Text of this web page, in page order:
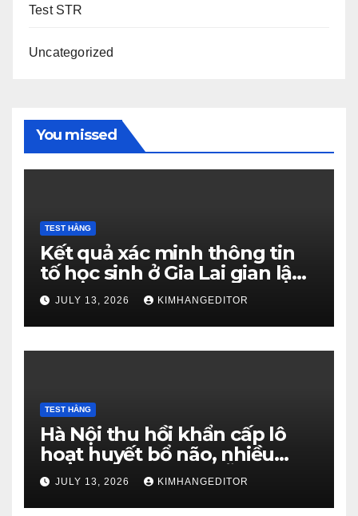
Test STR
Uncategorized
You missed
TEST HẰNG
Kết quả xác minh thông tin
tố học sinh ở Gia Lai gian lận
thi tốt nghiệp
JULY 13, 2026 KIMHANGEDITOR
TEST HẰNG
Hà Nội thu hồi khẩn cấp lô
hoạt huyết bổ não, nhiều
người Việt ‘quen nhẵn mặt’
JULY 13, 2026 KIMHANGEDITOR